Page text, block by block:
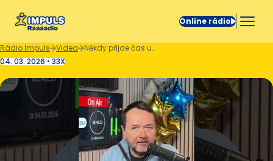
Online rádio
Rádio Impuls Videa
Někdy přijde čas udělat doma místo. 😄
04. 03. 2026 • 33X